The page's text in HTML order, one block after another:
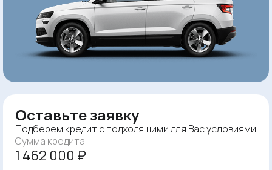
Оставьте заявку
Подберем кредит с подходящими для Вас условиями
Сумма кредита
1 462 000 ₽